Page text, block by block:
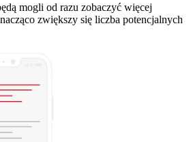
mogli od razu zobaczyć więcej
zwiększy się liczba potencjalnych